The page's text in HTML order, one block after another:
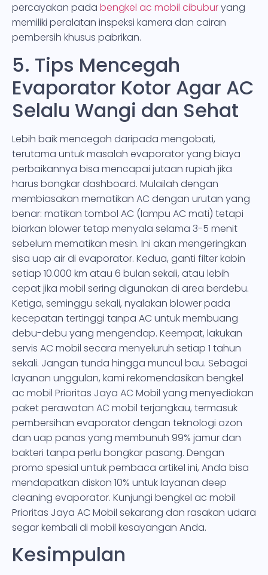
percayakan pada bengkel ac mobil cibuburyang
memiliki peralatan inspeksi kamera dan cairan
pembersih khusus pabrikan.
5. Tips Mencegah
Evaporator Kotor Agar AC
Selalu Wangi dan Sehat
Lebih baik mencegah daripada mengobati,
terutama untuk masalah evaporator yang biaya
perbaikannya bisa mencapai jutaan rupiah jika
harus bongkar dashboard. Mulailah dengan
membiasakan mematikan AC dengan urutan yang
benar: matikan tombol AC (lampu AC mati) tetapi
biarkan blower tetap menyala selama 3-5 menit
sebelum mematikan mesin. Ini akan mengeringkan
sisa uap air di evaporator. Kedua, ganti filter kabin
setiap 10.000 km atau 6 bulan sekali, atau lebih
cepat jika mobil sering digunakan di area berdebu.
Ketiga, seminggu sekali, nyalakan blower pada
kecepatan tertinggi tanpa AC untuk membuang
debu-debu yang mengendap. Keempat, lakukan
servis AC mobil secara menyeluruh setiap 1 tahun
sekali. Jangan tunda hingga muncul bau. Sebagai
layanan unggulan, kami rekomendasikan bengkel
ac mobil Prioritas Jaya AC Mobil yang menyediakan
paket perawatan AC mobil terjangkau, termasuk
pembersihan evaporator dengan teknologi ozon
dan uap panas yang membunuh 99% jamur dan
bakteri tanpa perlu bongkar pasang. Dengan
promo spesial untuk pembaca artikel ini, Anda bisa
mendapatkan diskon 10% untuk layanan deep
cleaning evaporator. Kunjungi bengkel ac mobil
Prioritas Jaya AC Mobil sekarang dan rasakan udara
segar kembali di mobil kesayangan Anda.
Kesimpulan